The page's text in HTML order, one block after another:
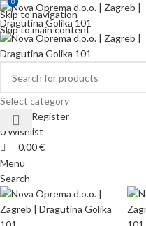
Skip to navigation
Skip to main content
Select category
Login / Register
0 Wishlist
0
0,00€
Menu
Search
0